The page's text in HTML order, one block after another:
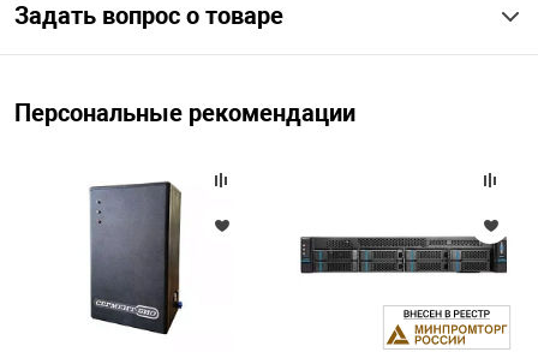
Задать вопрос о товаре
Персональные рекомендации